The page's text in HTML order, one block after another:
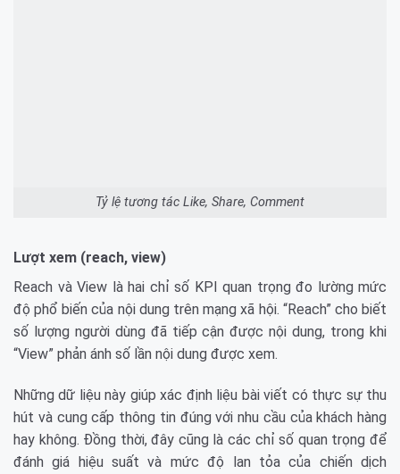
Tỷ lệ tương tác Like, Share, Comment
Lượt xem (reach, view)
Reach và View là hai chỉ số KPI quan trọng đo lường mức
độ phổ biến của nội dung trên mạng xã hội. “Reach” cho biết
số lượng người dùng đã tiếp cận được nội dung, trong khi
“View” phản ánh số lần nội dung được xem.
Những dữ liệu này giúp xác định liệu bài viết có thực sự thu
hút và cung cấp thông tin đúng với nhu cầu của khách hàng
hay không. Đồng thời, đây cũng là các chỉ số quan trọng để
đánh giá hiệu suất và mức độ lan tỏa của chiến dịch